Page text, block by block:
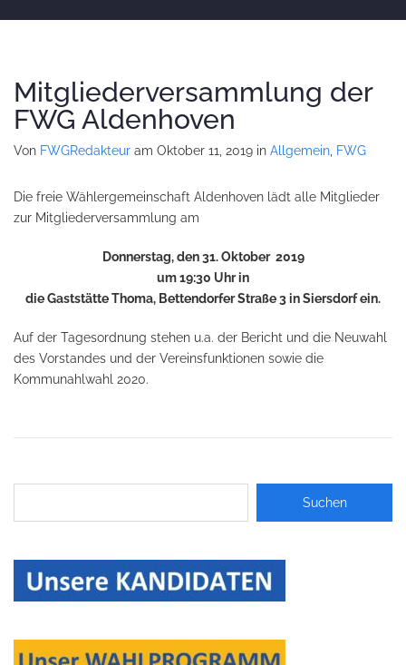
Mitgliederversammlung der
FWG Aldenhoven
Von FWGRedakteur am Oktober 11, 2019 in Allgemein FWG
Die freie Wählergemeinschaft Aldenhoven lädt alle Mitglieder
zur Mitgliederversammlung am
Donnerstag, den 31. Oktober 2019
um 19:30 Uhr in
die Gaststätte Thoma, Bettendorfer Straße 3 in Siersdorfein.
Auf der Tagesordnung stehen u.a. der Bericht und die Neuwahl
des Vorstandes und der Vereinsfunktionen sowie die
Kommunahlwahl 2020.